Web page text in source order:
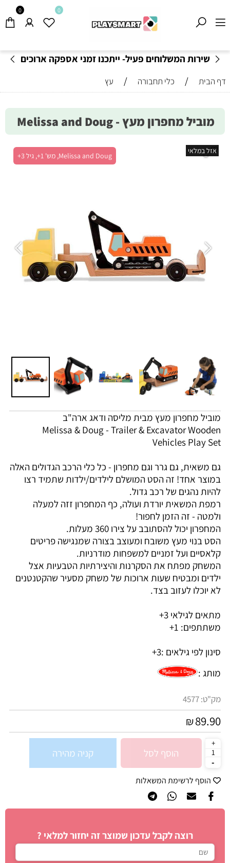
שירות המשלוחים פעיל- ייתכנו זמני אספקה ארוכים
0 0
דף הבית / כלי תחבורה / עץ
מוביל מחפרון מעץ - Melissa and Doug
Melissa and Doug, מש' 1+, גיל 3+
אזל במלאי
מוביל מחפרון מעץ מבית מליסה ודאג ארה"ב
Melissa & Doug - Trailer & Excavator Wooden
Vehicles Play Set
גם משאית, גם גרר וגם מחפרון - כל כלי הרכב הגדולים האלה
במוצר אחד! זה הסט המושלם לילדים/ילדות שתמיד רצו
להיות נהגים של רכב גדול.
רמפת המשאית יורדת ועולה, כף המחפרון זזה למעלה
ולמטה - זה הזמן לחפור!
המחפרון יכול להסתובב על צירו 360 מעלות.
הסט בנוי מעץ משובח ומעוצב בצורה שמנגישה פריטים
קלאסיים ועל זמניים למשפחות מודרניות.
המשחק מפתח את הסקרנות והיצירתיות הטבעיות אצל
ילדים ומבטיח שעות ארוכות של משחק מסעיר שהקטנטנים
לא יוכלו לעזוב בצד.
מתאים לגילאי 3+
משתתפים: 1+
סינון לפי גילאים :3+
מותג :
מק"ט:4577
₪89.90
הוסף לסל קניה מהירה
הוסף לרשימת המשאלות
רוצה לקבל עדכון שמוצר זה יחזור למלאי ?